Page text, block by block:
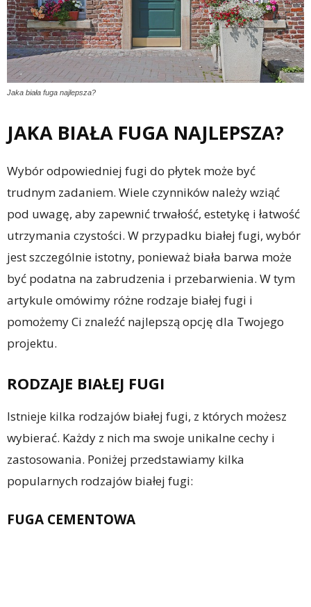
Jaka biała fuga najlepsza?
JAKA BIAŁA FUGA NAJLEPSZA?
Wybór odpowiedniej fugi do płytek może być
trudnym zadaniem. Wiele czynników należy wziąć
pod uwagę, aby zapewnić trwałość, estetykę i łatwość
utrzymania czystości. W przypadku białej fugi, wybór
jest szczególnie istotny, ponieważ biała barwa może
być podatna na zabrudzenia i przebarwienia. W tym
artykule omówimy różne rodzaje białej fugi i
pomożemy Ci znaleźć najlepszą opcję dla Twojego
projektu.
RODZAJE BIAŁEJ FUGI
Istnieje kilka rodzajów białej fugi, z których możesz
wybierać. Każdy z nich ma swoje unikalne cechy i
zastosowania. Poniżej przedstawiamy kilka
popularnych rodzajów białej fugi:
FUGA CEMENTOWA